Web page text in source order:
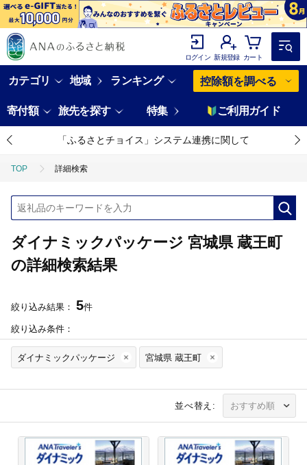
ログイン 新規登録 カート
カテゴリ 地域 ランキング 控除額を調べる
寄付額 旅先を探す 特集 ご利用ガイド
「ふるさとチョイス」システム連携に関して
TOP 詳細検索
ダイナミックパッケージ 宮城県 蔵王町
の詳細検索結果
絞り込み結果： 5件
絞り込み条件：
ダイナミックパッケージ 宮城県 蔵王町
並べ替え: